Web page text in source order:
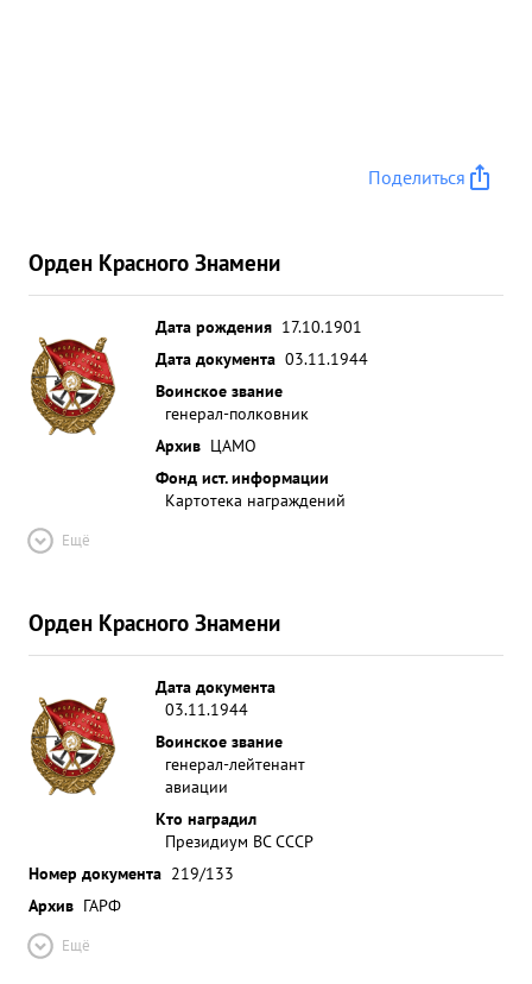
Поделиться
Орден Красного Знамени
Дата рождения 17.10.1901
Дата документа 03.11.1944
Воинское звание
генерал-полковник
Архив ЦАМО
Фонд ист. информации
Картотека награждений
Ещё
Орден Красного Знамени
Дата документа
03.11.1944
Воинское звание
генерал-лейтенант
авиации
Кто наградил
Президиум ВС СССР
Номер документа 219/133
Архив ГАРФ
Ещё